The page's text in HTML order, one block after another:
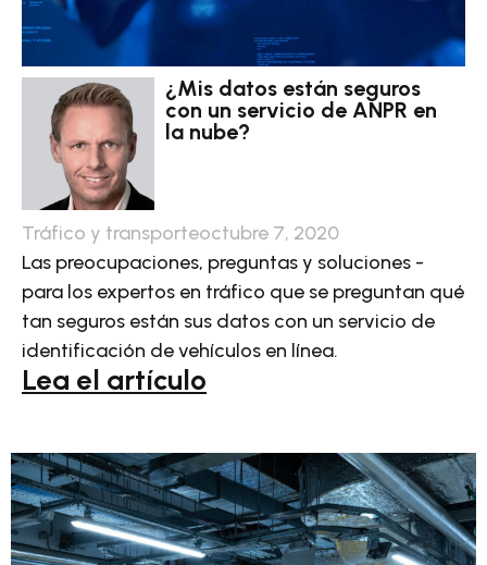
¿Mis datos están seguros
con un servicio de ANPR en
la nube?
Tráfico y transporteoctubre 7, 2020
Las preocupaciones, preguntas y soluciones -
para los expertos en tráfico que se preguntan qué
tan seguros están sus datos con un servicio de
identificación de vehículos en línea.
Lea el artículo